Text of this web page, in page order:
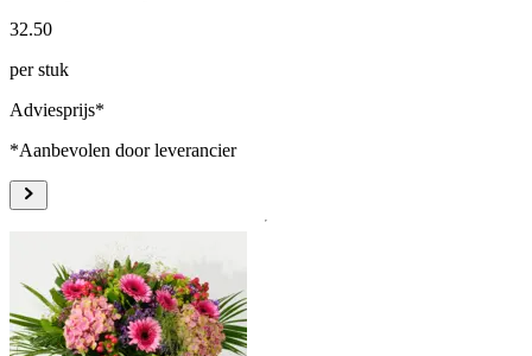
32.50
per stuk
Adviesprijs*
*Aanbevolen door leverancier